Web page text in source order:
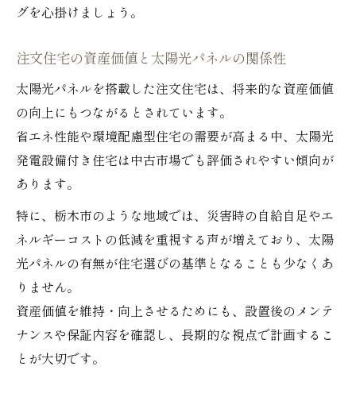
グを心掛けましょう。
注文住宅の資産価値と太陽光パネルの関係性
太陽光パネルを搭載した注文住宅は、将来的な資産価値
の向上にもつながるとされています。
省エネ性能や環境配慮型住宅の需要が高まる中、太陽光
発電設備付き住宅は中古市場でも評価されやすい傾向が
あります。
特に、栃木市のような地域では、災害時の自給自足やエ
ネルギーコストの低減を重視する声が増えており、太陽
光パネルの有無が住宅選びの基準となることも少なくあ
りません。
資産価値を維持・向上させるためにも、設置後のメンテ
ナンスや保証内容を確認し、長期的な視点で計画するこ
とが大切です。